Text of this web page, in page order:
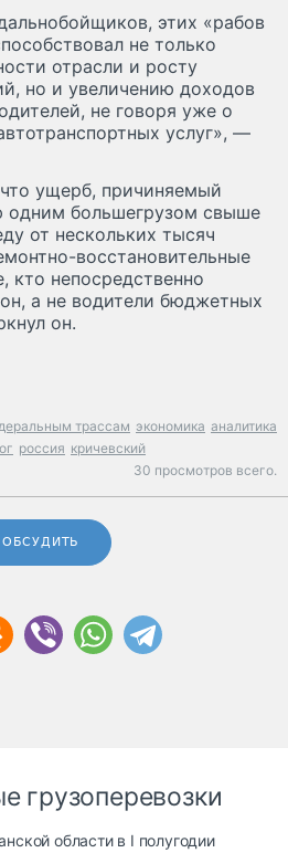
этих «рабов
не только
отрасли и росту
но и увеличению доходов
не говоря уже о
услуг», —
ущерб, причиняемый
большегрузом свыше
от нескольких тысяч
восстановительные
кто непосредственно
а не водители бюджетных
он.
трассам экономика аналитика
россия кричевский
30 просмотров всего.
ОБСУДИТЬ
грузоперевозки
области в I полугодии